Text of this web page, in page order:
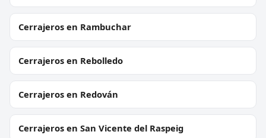
Cerrajeros en Rambuchar
Cerrajeros en Rebolledo
Cerrajeros en Redován
Cerrajeros en San Vicente del Raspeig